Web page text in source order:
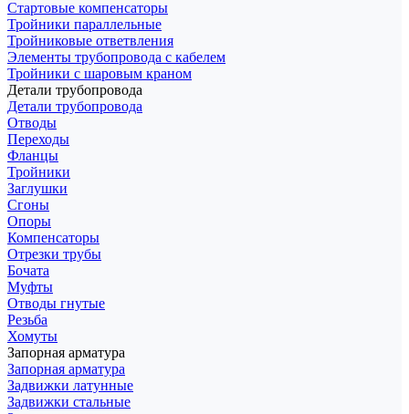
Стартовые компенсаторы
Тройники параллельные
Тройниковые ответвления
Элементы трубопровода с кабелем
Тройники с шаровым краном
Детали трубопровода
Детали трубопровода
Отводы
Переходы
Фланцы
Тройники
Заглушки
Сгоны
Опоры
Компенсаторы
Отрезки трубы
Бочата
Муфты
Отводы гнутые
Резьба
Хомуты
Запорная арматура
Запорная арматура
Задвижки латунные
Задвижки стальные